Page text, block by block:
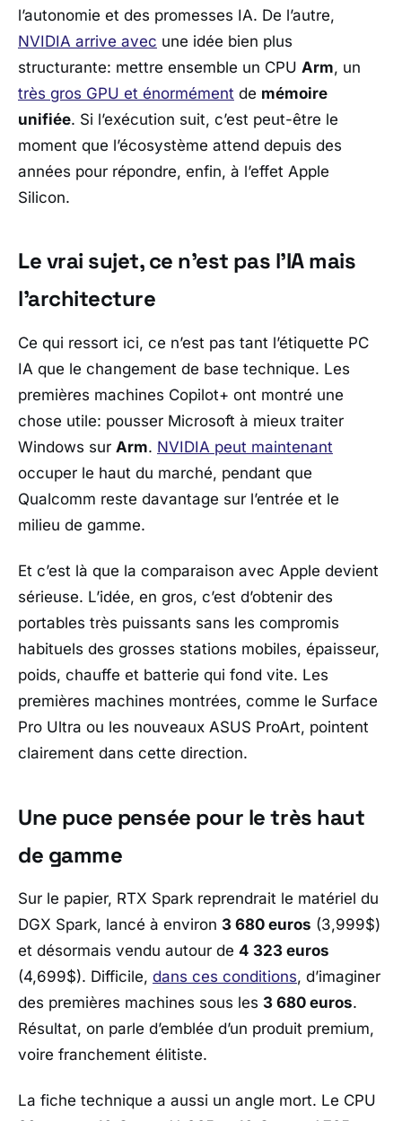
l’autonomie et des promesses IA. De l’autre,
NVIDIA arrive avec une idée bien plus
structurante: mettre ensemble un CPU Arm, un
très gros GPU et énormément de mémoire
unifiée. Si l’exécution suit, c’est peut-être le
moment que l’écosystème attend depuis des
années pour répondre, enfin, à l’effet Apple
Silicon.
Le vrai sujet, ce n’est pas l’IA mais
l’architecture
Ce qui ressort ici, ce n’est pas tant l’étiquette PC
IA que le changement de base technique. Les
premières machines Copilot+ ont montré une
chose utile: pousser Microsoft à mieux traiter
Windows sur Arm. NVIDIA peut maintenant
occuper le haut du marché, pendant que
Qualcomm reste davantage sur l’entrée et le
milieu de gamme.
Et c’est là que la comparaison avec Apple devient
sérieuse. L’idée, en gros, c’est d’obtenir des
portables très puissants sans les compromis
habituels des grosses stations mobiles, épaisseur,
poids, chauffe et batterie qui fond vite. Les
premières machines montrées, comme le Surface
Pro Ultra ou les nouveaux ASUS ProArt, pointent
clairement dans cette direction.
Une puce pensée pour le très haut
de gamme
Sur le papier, RTX Spark reprendrait le matériel du
DGX Spark, lancé à environ 3 680 euros (3,999$)
et désormais vendu autour de 4 323 euros
(4,699$). Difficile, dans ces conditions, d’imaginer
des premières machines sous les 3 680 euros.
Résultat, on parle d’emblée d’un produit premium,
voire franchement élitiste.
La fiche technique a aussi un angle mort. Le CPU